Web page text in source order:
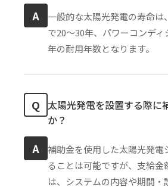
A
一般的な太陽光発電の寿命は
で20〜30年、パワーコンデ
年の耐用年数となります。
Q 太陽光発電を設置する際に
か？
A
補助金を使用した太陽光発電
ることは可能ですが、支給金
は、システムの内容や期間・